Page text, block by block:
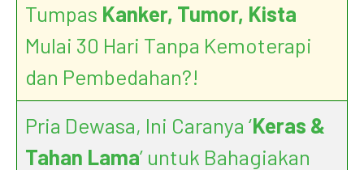
Tumpas Kanker, Tumor, Kista
Mulai 30 Hari Tanpa Kemoterapi
dan Pembedahan?!
Pria Dewasa, Ini Caranya ‘Keras &
Tahan Lama’ untuk Bahagiakan